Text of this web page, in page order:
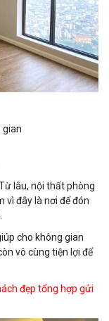
gian
lâu, nội thất phòng
vì đây là nơi để đón
cho không gian
vô cùng tiện lợi để
đẹp tổng hợp gửi